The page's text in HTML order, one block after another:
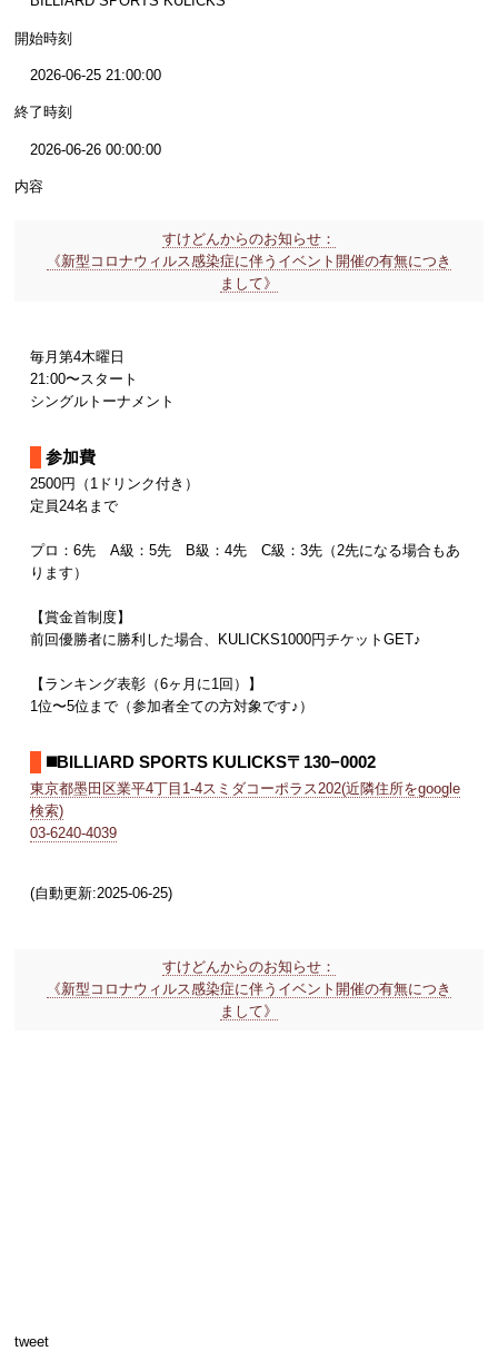
開始時刻
2026-06-25 21:00:00
終了時刻
2026-06-26 00:00:00
内容
すけどんからのお知らせ：
《新型コロナウィルス感染症に伴うイベント開催の有無につき
まして》
毎月第4木曜日
21:00〜スタート
シングルトーナメント
参加費
2500円（1ドリンク付き）
定員24名まで
プロ：6先 A級：5先 B級：4先 C級：3先（2先になる場合もあ
ります）
【賞金首制度】
前回優勝者に勝利した場合、KULICKS1000円チケットGET♪
【ランキング表彰（6ヶ月に1回）】
1位〜5位まで（参加者全ての方対象です♪）
◼️BILLIARD SPORTS KULICKS〒130−0002
東京都墨田区業平4丁目1-4スミダコーポラス202(近隣住所をgoogle
検索)
03-6240-4039
(自動更新:2025-06-25)
すけどんからのお知らせ：
《新型コロナウィルス感染症に伴うイベント開催の有無につき
まして》
tweet